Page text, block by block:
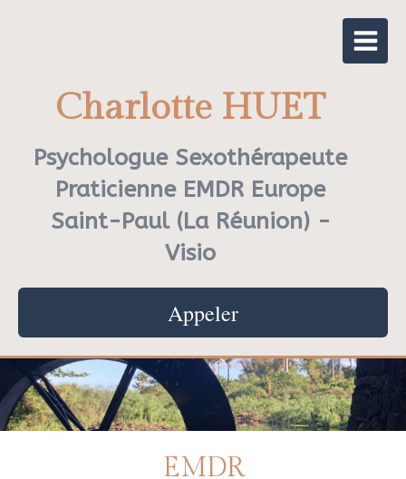
Charlotte HUET
Psychologue Sexothérapeute
Praticienne EMDR Europe
Saint-Paul (La Réunion) -
Visio
Appeler
EMDR